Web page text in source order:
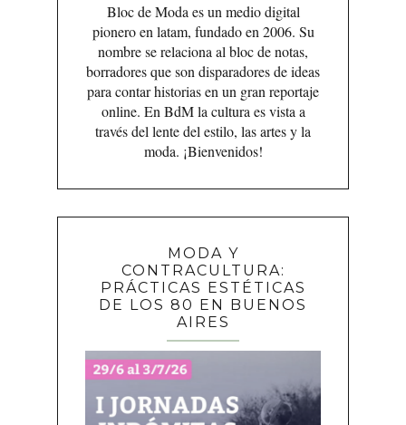
Bloc de Moda es un medio digital
pionero en latam, fundado en 2006. Su
nombre se relaciona al bloc de notas,
borradores que son disparadores de ideas
para contar historias en un gran reportaje
online. En BdM la cultura es vista a
través del lente del estilo, las artes y la
moda. ¡Bienvenidos!
MODA Y
CONTRACULTURA:
PRÁCTICAS ESTÉTICAS
DE LOS 80 EN BUENOS
AIRES